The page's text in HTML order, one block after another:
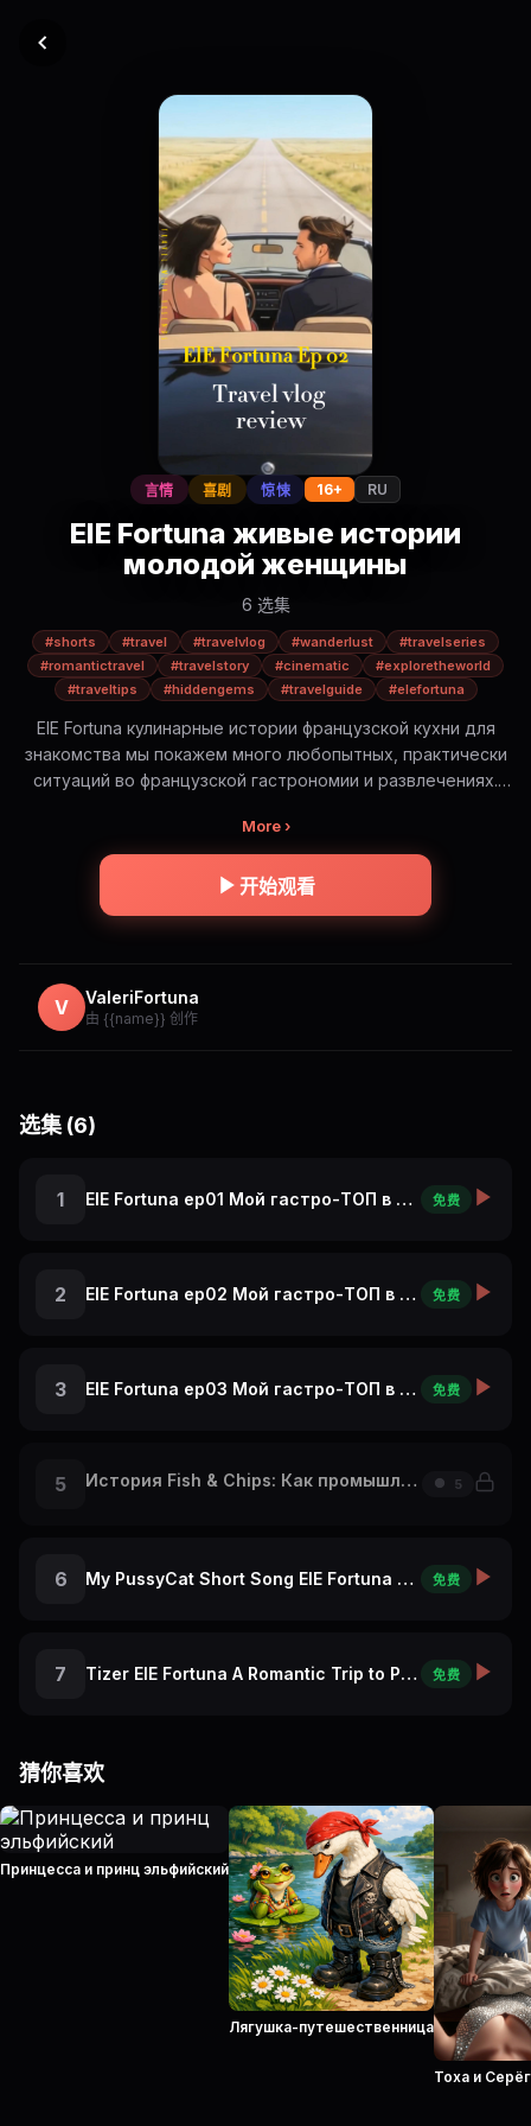
言情 喜剧 惊悚 16+ RU
ElE Fortuna живые истории
молодой женщины
6 选集
#shorts #travel #travelvlog #wanderlust
#travelseries
#romantictravel
#travelstory #cinematic
#exploretheworld
#traveltips
#hiddengems #travelguide #elefortuna
ElE Fortuna кулинарные истории французской кухни для
знакомства мы покажем много любопытных, практически
ситуаций во французской гастрономии и развлечениях.
путешествие по самым красивым и иногда опасным
местам мира. Это не просто красивые виды. Это истории,
эмоции и правда о путешествиях: — где безопасно, а где
нет — сколько это стоит на самом деле — какую еду
истории в формате Shorts. Погрузись в атмосферу и
путешествуй вместе с ElE 🌍✨
More ›
开始观看
V ValeriFortuna
由 {{name}} 创作
选集 (6)
1 ElE Fortuna ep01 Мой гастро-ТОП в Париже: с чего начать 免费
2 ElE Fortuna ep02 Мой гастро-ТОП в Париже: А Ты бы это съел? 免费
3 ElE Fortuna ep03 Мой гастро-ТОП в Париже: крутой ресторан на Эльфелевой Башне 免费
5 История Fish & Chips: Как промышленная революция накормила Британию! 🐟 5
6 My PussyCat Short Song ElE Fortuna Travel Vlog Re 免费
7 Tizer ElE Fortuna A Romantic Trip to Paris 免费
猜你喜欢
Принцесса и принц эльфийский
Лягушка-путешественница
Тоха и